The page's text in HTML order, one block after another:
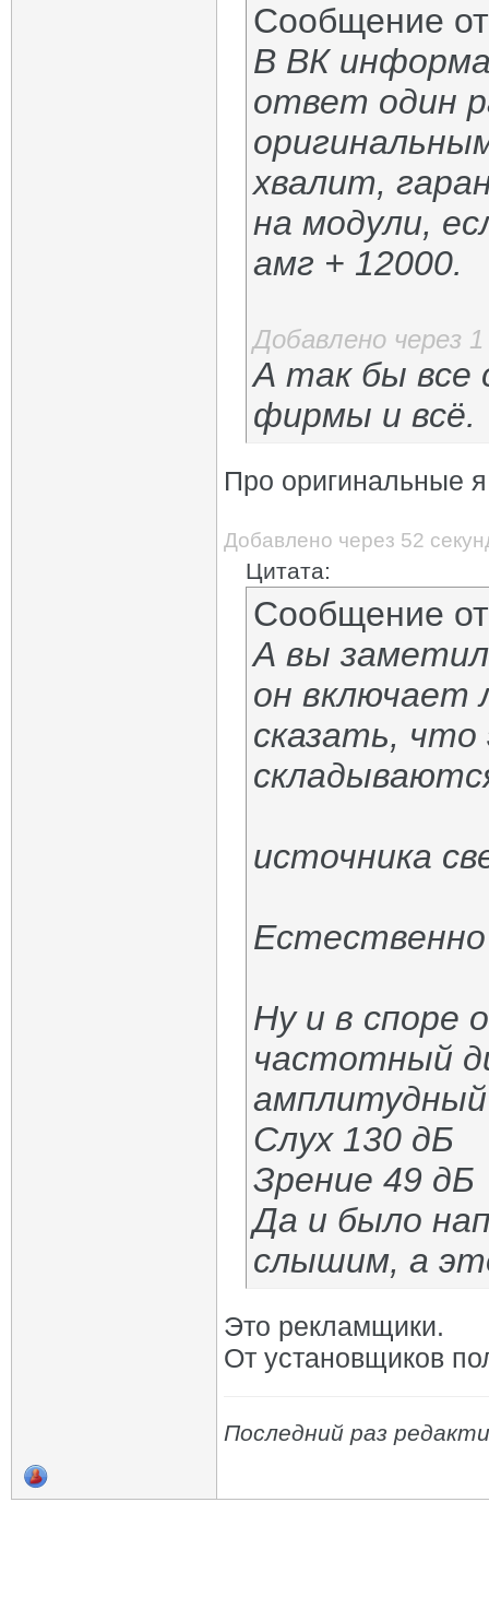
Сообщение
В ВК
ответ один
хвалит,
на модули,
амг + 12000.
Добавлено через
А так бы все
фирмы и всё.
Про оригинальные
Добавлено через 52
Цитата:
Сообщение
А вы
он включает
сказать,
источника
Ну и в споре
частотный
амплитудный
Слух 130 дБ
Зрение 49 дБ
Да и было
слышим, а
Это рекламщики.
От установщиков
Последний раз